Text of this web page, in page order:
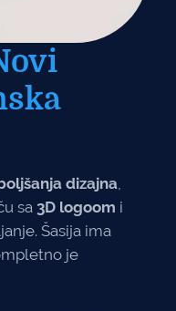
dizajna,
sa 3D logoom i
Šasija ima
je